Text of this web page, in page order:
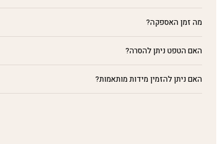
מה זמן האספקה?
האם הטפט ניתן להסרה?
האם ניתן להזמין מידות מותאמות?